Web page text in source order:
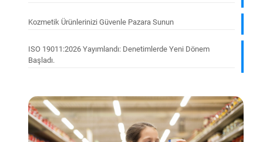
Kozmetik Ürünlerinizi Güvenle Pazara Sunun
ISO 19011:2026 Yayımlandı: Denetimlerde Yeni Dönem
Başladı.